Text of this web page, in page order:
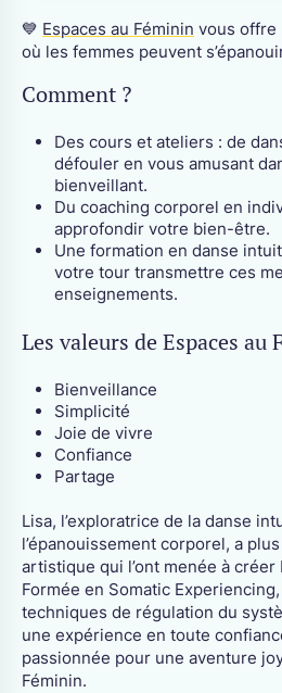
💙 Espaces au Féminin vous offre
où les femmes peuvent
Comment ?
Des cours et ateliers : de
défouler en vous amusant
bienveillant.
Du coaching corporel en
approfondir votre bien-être.
Une formation en danse
votre tour transmettre ces
enseignements.
Les valeurs de Espaces au
Bienveillance
Simplicité
Joie de vivre
Confiance
Partage
Lisa, l’exploratrice de la danse
l’épanouissement corporel, a
artistique qui l’ont menée à créer
Formée en Somatic
techniques de régulation du
une expérience en toute
passionnée pour une aventure
Féminin.